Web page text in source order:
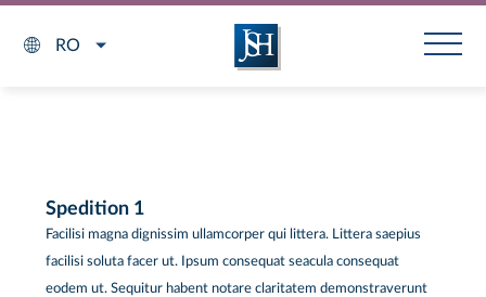
RO
Spedition 1
Facilisi magna dignissim ullamcorper qui littera. Littera saepius
facilisi soluta facer ut. Ipsum consequat seacula consequat
eodem ut. Sequitur habent notare claritatem demonstraverunt